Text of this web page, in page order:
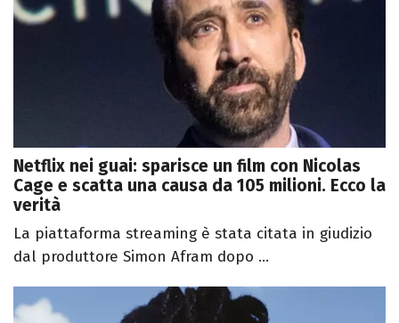
Netflix nei guai: sparisce un film con Nicolas
Cage e scatta una causa da 105 milioni. Ecco la
verità
La piattaforma streaming è stata citata in giudizio
dal produttore Simon Afram dopo ...